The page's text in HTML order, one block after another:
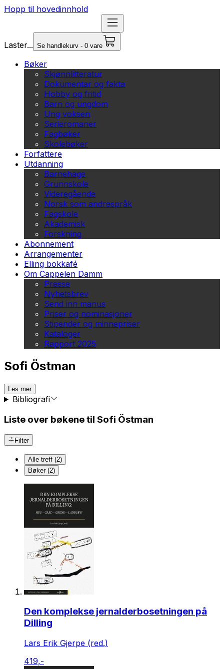
Hopp til hovedinnhold
Laster... Se handlekurv - 0 vare
Bøker
Skjønnlitteratur
Dokumentar og fakta
Hobby og fritid
Barn og ungdom
Ung voksen
Serieromaner
Fagbøker
Skolebøker
Forfattere
Utdanning
Barnehage
Grunnskole
Videregående
Norsk som andrespråk
Fagskole
Akademisk
Forskning
Abonnement
Arrangementer
Elling bokkafé
Om Cappelen Damm
Presse
Nyhetsbrev
Send inn manus
Priser og nominasjoner
Stipender og minnepriser
Kataloger
Rapport 2025
Sofi Östman
Les mer
Bibliografi
Liste over bøkene til Sofi Östman
Filter
Alle treff (2)
Bøker (2)
Den komplekse jernalderbosetningen på
Dilling
Lars Erik Gjerpe (red.)
419,-